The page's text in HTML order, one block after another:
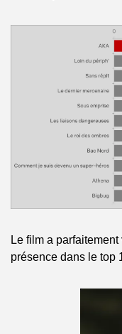
Le film a
présence dans le top